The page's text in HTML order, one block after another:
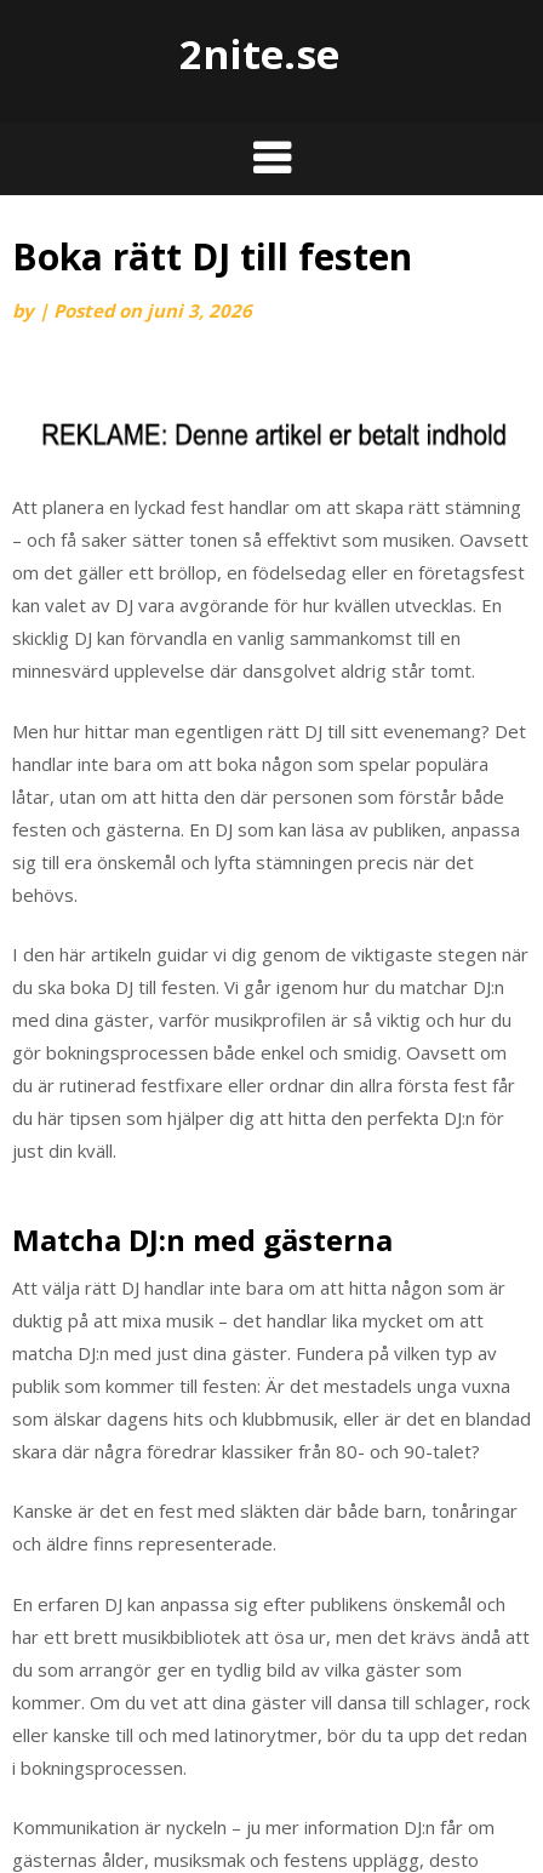
2nite.se
Boka rätt DJ till festen
by | Posted on juni 3, 2026
Att planera en lyckad fest handlar om att skapa rätt stämning
– och få saker sätter tonen så effektivt som musiken. Oavsett
om det gäller ett bröllop, en födelsedag eller en företagsfest
kan valet av DJ vara avgörande för hur kvällen utvecklas. En
skicklig DJ kan förvandla en vanlig sammankomst till en
minnesvärd upplevelse där dansgolvet aldrig står tomt.
Men hur hittar man egentligen rätt DJ till sitt evenemang? Det
handlar inte bara om att boka någon som spelar populära
låtar, utan om att hitta den där personen som förstår både
festen och gästerna. En DJ som kan läsa av publiken, anpassa
sig till era önskemål och lyfta stämningen precis när det
behövs.
I den här artikeln guidar vi dig genom de viktigaste stegen när
du ska boka DJ till festen. Vi går igenom hur du matchar DJ:n
med dina gäster, varför musikprofilen är så viktig och hur du
gör bokningsprocessen både enkel och smidig. Oavsett om
du är rutinerad festfixare eller ordnar din allra första fest får
du här tipsen som hjälper dig att hitta den perfekta DJ:n för
just din kväll.
Matcha DJ:n med gästerna
Att välja rätt DJ handlar inte bara om att hitta någon som är
duktig på att mixa musik – det handlar lika mycket om att
matcha DJ:n med just dina gäster. Fundera på vilken typ av
publik som kommer till festen: Är det mestadels unga vuxna
som älskar dagens hits och klubbmusik, eller är det en blandad
skara där några föredrar klassiker från 80- och 90-talet?
Kanske är det en fest med släkten där både barn, tonåringar
och äldre finns representerade.
En erfaren DJ kan anpassa sig efter publikens önskemål och
har ett brett musikbibliotek att ösa ur, men det krävs ändå att
du som arrangör ger en tydlig bild av vilka gäster som
kommer. Om du vet att dina gäster vill dansa till schlager, rock
eller kanske till och med latinorytmer, bör du ta upp det redan
i bokningsprocessen.
Kommunikation är nyckeln – ju mer information DJ:n får om
gästernas ålder, musiksmak och festens upplägg, desto